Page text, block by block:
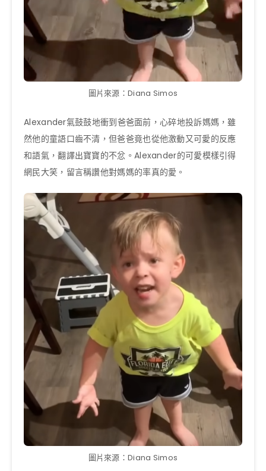
圖片來源：Diana Simos
Alexander氣鼓鼓地衝到爸爸面前，心碎地投訴媽媽，雖
然他的童語口齒不清，但爸爸竟也從他激動又可愛的反應
和語氣，翻譯出寶寶的不忿。Alexander的可愛模樣引得
網民大笑，留言稱讚他對媽媽的率真的愛。
圖片來源：Diana Simos